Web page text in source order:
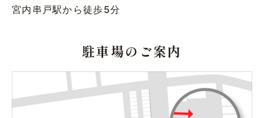
宮内串戸駅から徒歩5分
駐車場のご案内